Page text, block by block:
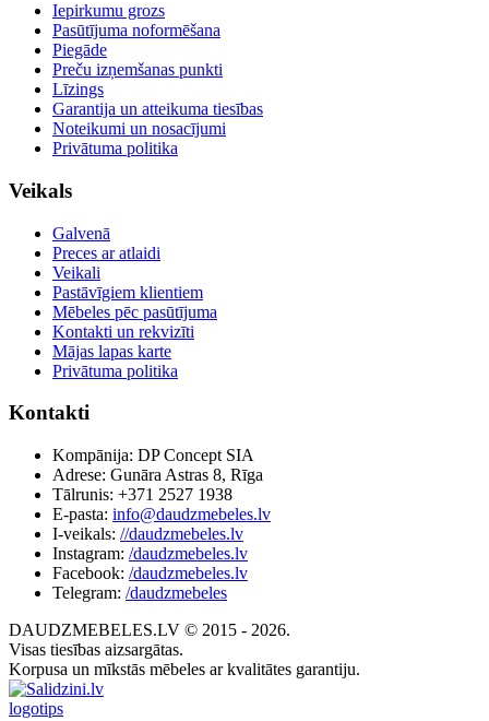
Iepirkumu grozs
Pasūtījuma noformēšana
Piegāde
Preču izņemšanas punkti
Līzings
Garantija un atteikuma tiesības
Noteikumi un nosacījumi
Privātuma politika
Veikals
Galvenā
Preces ar atlaidi
Veikali
Pastāvīgiem klientiem
Mēbeles pēc pasūtījuma
Kontakti un rekvizīti
Mājas lapas karte
Privātuma politika
Kontakti
Kompānija: DP Concept SIA
Adrese: Gunāra Astras 8, Rīga
Tālrunis: +371 2527 1938
E-pasta: info@daudzmebeles.lv
I-veikals: //daudzmebeles.lv
Instagram: /daudzmebeles.lv
Facebook: /daudzmebeles.lv
Telegram: /daudzmebeles
DAUDZMEBELES.LV © 2015 - 2026.
Visas tiesības aizsargātas.
Korpusa un mīkstās mēbeles ar kvalitātes garantiju.